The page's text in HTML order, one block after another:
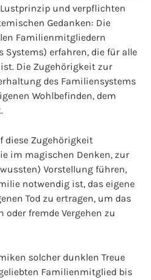
und verpflichten
Gedanken: Die
Familienmitgliedern
Systems) erfahren, die für alle
Die Zugehörigkeit zur
des Familiensystems
Wohlbefinden, dem
diese Zugehörigkeit
im magischen Denken, zur
Vorstellung führen,
notwendig ist, das eigene
Tod zu ertragen, um das
oder fremde Vergehen zu
solcher dunklen Treue
Familienmitglied bis